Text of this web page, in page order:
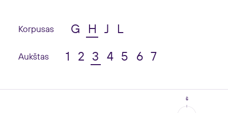
Korpusas G H J L
Aukštas 1 2 3 4 5 6 7
Š